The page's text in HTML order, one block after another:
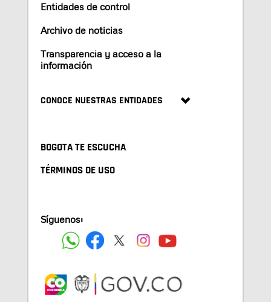
Entidades de control
Archivo de noticias
Transparencia y acceso a la
información
CONOCE NUESTRAS ENTIDADES
BOGOTA TE ESCUCHA
TÉRMINOS DE USO
Síguenos: